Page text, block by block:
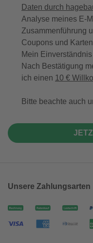
Daten durch
Analyse meines E-
Zusammenführung
Coupons und
Mein
Nach Bestätigung
ich einen 10 €
Bitte beachte auch
Unsere Zahlungsarten